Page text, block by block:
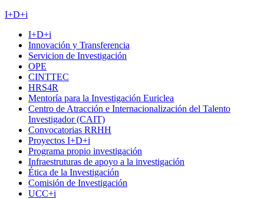
I+D+i
I+D+i
Innovación y Transferencia
Servicion de Investigación
OPE
CINTTEC
HRS4R
Mentoría para la Investigación Euriclea
Centro de Atracción e Internacionalización del Talento
Investigador (CAIT)
Convocatorias RRHH
Proyectos I+D+i
Programa propio investigación
Infraestruturas de apoyo a la investigación
Ética de la Investigación
Comisión de Investigación
UCC+i